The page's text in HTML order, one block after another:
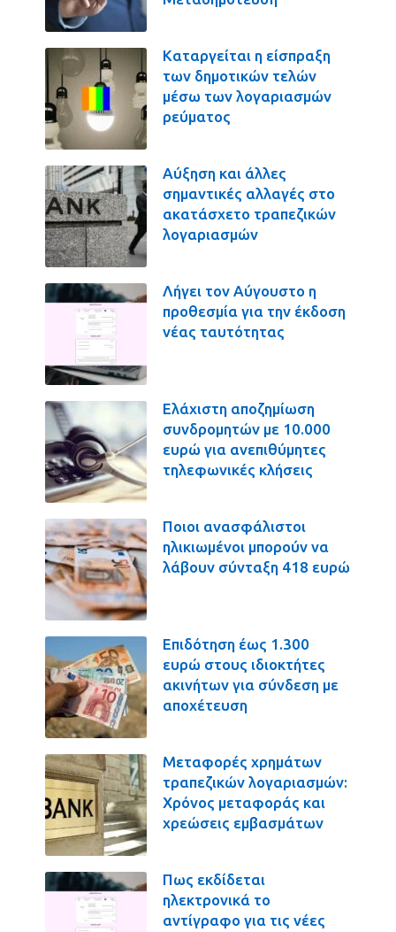
Καταργείται η είσπραξη
των δημοτικών τελών
μέσω των λογαριασμών
ρεύματος
Αύξηση και άλλες
σημαντικές αλλαγές στο
ακατάσχετο τραπεζικών
λογαριασμών
Λήγει τον Αύγουστο η
προθεσμία για την έκδοση
νέας ταυτότητας
Ελάχιστη αποζημίωση
συνδρομητών με 10.000
ευρώ για ανεπιθύμητες
τηλεφωνικές κλήσεις
Ποιοι ανασφάλιστοι
ηλικιωμένοι μπορούν να
λάβουν σύνταξη 418 ευρώ
Επιδότηση έως 1.300
ευρώ στους ιδιοκτήτες
ακινήτων για σύνδεση με
αποχέτευση
Μεταφορές χρημάτων
τραπεζικών λογαριασμών:
Χρόνος μεταφοράς και
χρεώσεις εμβασμάτων
Πως εκδίδεται
ηλεκτρονικά το
αντίγραφο για τις νέες